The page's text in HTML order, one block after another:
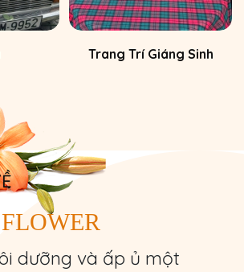
Trang Trí Giáng Sinh
dưỡng và ấp ủ một